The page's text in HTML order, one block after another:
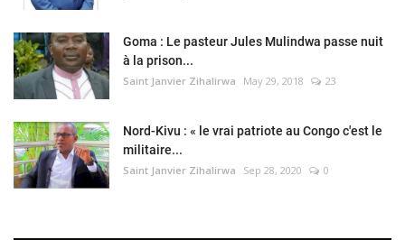
Goma : Le pasteur Jules Mulindwa passe nuit
à la prison...
Saint Janvier Zihalirwa May 29, 2018 23
Nord-Kivu : « le vrai patriote au Congo c'est le
militaire...
Saint Janvier Zihalirwa Sep 28, 2020 0